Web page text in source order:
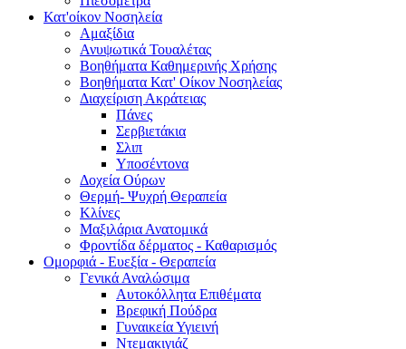
Κατ'οίκον Νοσηλεία
Αμαξίδια
Ανυψωτικά Τουαλέτας
Βοηθήματα Καθημερινής Χρήσης
Βοηθήματα Κατ' Οίκον Νοσηλείας
Διαχείριση Ακράτειας
Πάνες
Σερβιετάκια
Σλιπ
Υποσέντονα
Δοχεία Ούρων
Θερμή- Ψυχρή Θεραπεία
Κλίνες
Μαξιλάρια Ανατομικά
Φροντίδα δέρματος - Καθαρισμός
Ομορφιά - Ευεξία - Θεραπεία
Γενικά Αναλώσιμα
Αυτοκόλλητα Επιθέματα
Βρεφική Πούδρα
Γυναικεία Υγιεινή
Ντεμακιγιάζ